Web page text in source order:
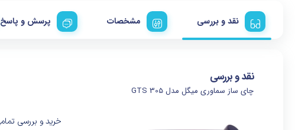
نقد و بررسی مشخصات پرسش و پاسخ
نقد و بررسی
چای ساز سماوری میگل مدل GTS 305